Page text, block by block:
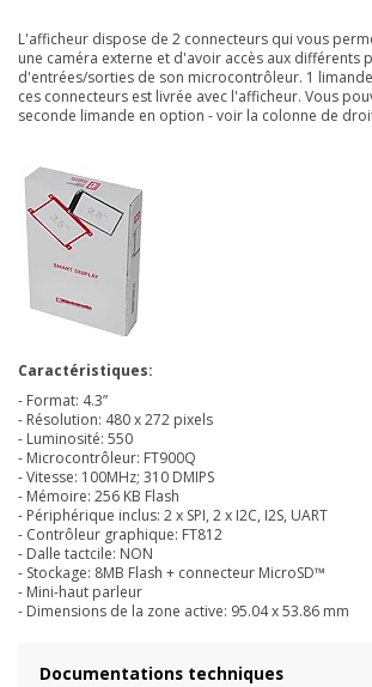
L'afficheur dispose de 2 connecteurs qui vous
une caméra externe et d'avoir accès aux différents
d'entrées/sorties de son microcontrôleur. 1
ces connecteurs est livrée avec l'afficheur. Vous
seconde limande en option - voir la colonne de
Caractéristiques:
- Format: 4.3”
- Résolution: 480 x 272 pixels
- Luminosité: 550
- Microcontrôleur: FT900Q
- Vitesse: 100MHz; 310 DMIPS
- Mémoire: 256 KB Flash
- Périphérique inclus: 2 x SPI, 2 x I2C, I2S, UART
- Contrôleur graphique: FT812
- Dalle tactcile: NON
- Stockage: 8MB Flash + connecteur MicroSD™
- Mini-haut parleur
- Dimensions de la zone active: 95.04 x 53.86 mm
Documentations techniques